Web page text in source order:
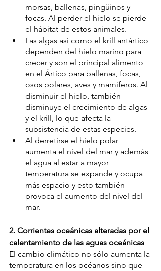
morsas, ballenas, pingüinos y
focas. Al perder el hielo se pierde
el hábitat de estos animales.
Las algas así como el krill antártico
dependen del hielo marino para
crecer y son el principal alimento
en el Ártico para ballenas, focas,
osos polares, aves y mamíferos. Al
disminuir el hielo, también
disminuye el crecimiento de algas
y el krill, lo que afecta la
subsistencia de estas especies.
Al derretirse el hielo polar
aumenta el nivel del mar y además
el agua al estar a mayor
temperatura se expande y ocupa
más espacio y esto también
provoca el aumento del nivel del
mar.
2. Corrientes oceánicas alteradas por el
calentamiento de las aguas oceánicas
El cambio climático no sólo aumenta la
temperatura en los océanos sino que